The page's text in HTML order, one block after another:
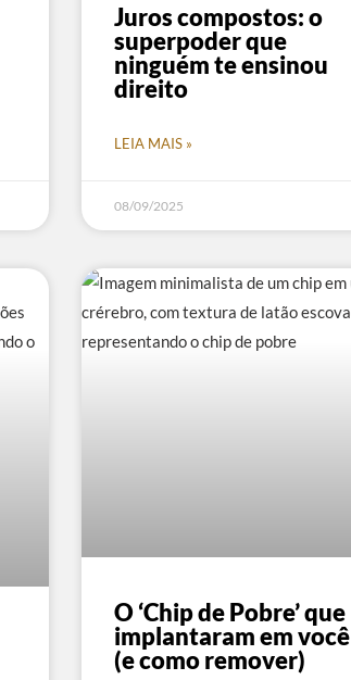
Juros compostos: o
superpoder que
ninguém te ensinou
direito
LEIA MAIS »
08/09/2025
O ‘Chip de Pobre’ que
implantaram em você
(e como remover)